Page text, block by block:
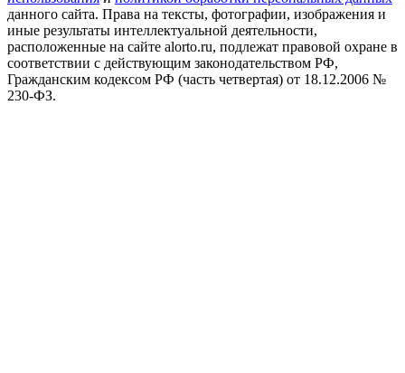
данного сайта. Права на тексты, фотографии, изображения и
иные результаты интеллектуальной деятельности,
расположенные на сайте alorto.ru, подлежат правовой охране в
соответствии с действующим законодательством РФ,
Гражданским кодексом РФ (часть четвертая) от 18.12.2006 №
230-ФЗ.